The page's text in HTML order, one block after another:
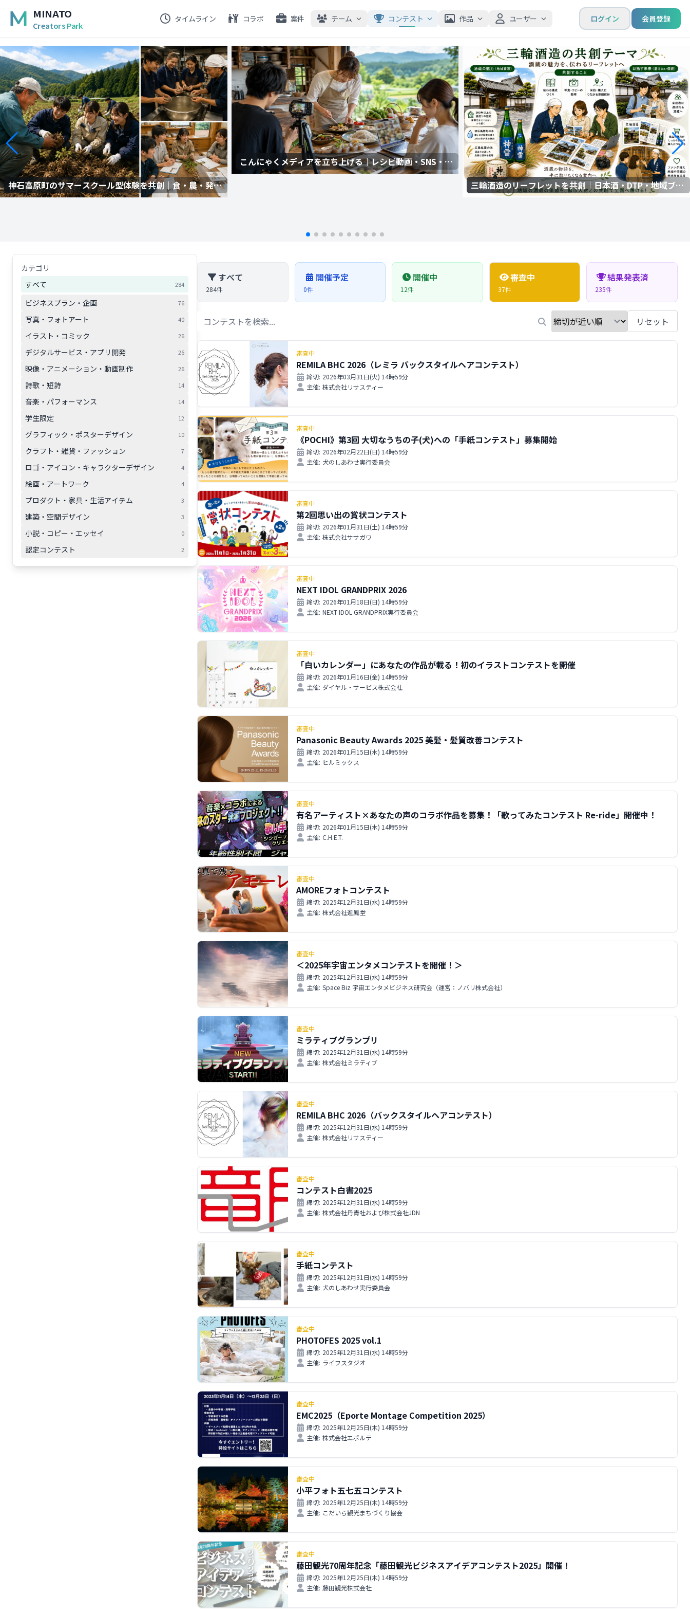
MINATO
Creators Park
ログイン 会員登録
タイムライン コラボ 案件 チーム コンテスト 作品 ユーザー
神石高原町のサマースクール型体験を共創｜食・農・発
酵・地域学習
こんにゃくメディアを立ち上げる｜レシピ動画・SNS・
Web発信を共創
三輪酒造のリーフレットを共創｜日本酒・DTP・地域ブラ
ンディング
カテゴリ
すべて
284
ビジネスプラン・企画 76
写真・フォトアート 40
イラスト・コミック 26
デジタルサービス・アプリ開発 26
映像・アニメーション・動画制作 26
詩歌・短詩 14
音楽・パフォーマンス 14
学生限定 12
グラフィック・ポスターデザイン 10
クラフト・雑貨・ファッション 7
ロゴ・アイコン・キャラクターデザイン 4
絵画・アートワーク 4
プロダクト・家具・生活アイテム 3
建築・空間デザイン 3
小説・コピー・エッセイ 0
認定コンテスト 2
すべて
284件
開催予定
0件
開催中
12件
審査中
37件
結果発表済
235件
リセット
審査中
REMILA BHC 2026（レミラ バックスタイルヘアコンテスト）
締切: 2026年03月31日(火) 14時59分
主催: 株式会社リサスティー
審査中
《POCHI》第3回 大切なうちの子(犬)への「手紙コンテスト」募集開始
締切: 2026年02月22日(日) 14時59分
主催: 犬のしあわせ実行委員会
審査中
第2回思い出の賞状コンテスト
締切: 2026年01月31日(土) 14時59分
主催: 株式会社ササガワ
審査中
NEXT IDOL GRANDPRIX 2026
締切: 2026年01月18日(日) 14時59分
主催: NEXT IDOL GRANDPRIX実行委員会
審査中
「白いカレンダー」にあなたの作品が載る！初のイラストコンテストを開催
締切: 2026年01月16日(金) 14時59分
主催: ダイヤル・サービス株式会社
審査中
Panasonic Beauty Awards 2025 美髪・髪質改善コンテスト
締切: 2026年01月15日(木) 14時59分
主催: ヒルミックス
審査中
有名アーティスト×あなたの声のコラボ作品を募集！「歌ってみたコンテスト Re-ride」開催中！
締切: 2026年01月15日(木) 14時59分
主催: C.H.E.T.
審査中
AMOREフォトコンテスト
締切: 2025年12月31日(水) 14時59分
主催: 株式会社進鳳堂
審査中
＜2025年宇宙エンタメコンテストを開催！＞
締切: 2025年12月31日(水) 14時59分
主催: Space Biz 宇宙エンタメビジネス研究会（運営：ノバリ株式会社）
審査中
ミラティブグランプリ
締切: 2025年12月31日(水) 14時59分
主催: 株式会社ミラティブ
審査中
REMILA BHC 2026（バックスタイルヘアコンテスト）
締切: 2025年12月31日(水) 14時59分
主催: 株式会社リサスティー
審査中
コンテスト白書2025
締切: 2025年12月31日(水) 14時59分
主催: 株式会社丹青社および株式会社JDN
審査中
手紙コンテスト
締切: 2025年12月31日(水) 14時59分
主催: 犬のしあわせ実行委員会
審査中
PHOTOFES 2025 vol.1
締切: 2025年12月31日(水) 14時59分
主催: ライフスタジオ
審査中
EMC2025（Eporte Montage Competition 2025）
締切: 2025年12月25日(木) 14時59分
主催: 株式会社エポルテ
審査中
小平フォト五七五コンテスト
締切: 2025年12月25日(木) 14時59分
主催: こだいら観光まちづくり協会
審査中
藤田観光70周年記念「藤田観光ビジネスアイデアコンテスト2025」開催！
締切: 2025年12月25日(木) 14時59分
主催: 藤田観光株式会社